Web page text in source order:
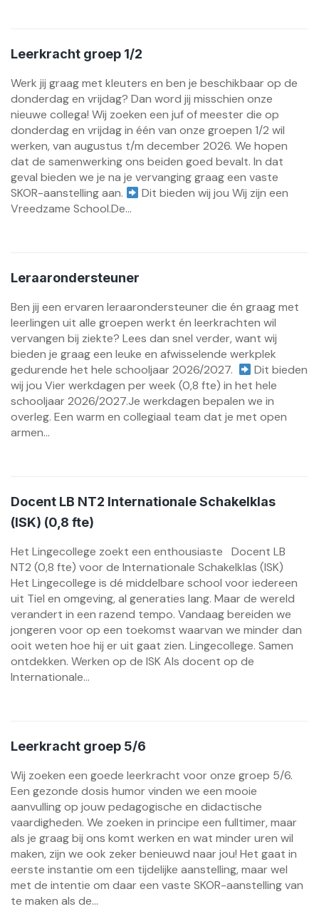
Leerkracht groep 1/2
Werk jij graag met kleuters en ben je beschikbaar op de
donderdag en vrijdag? Dan word jij misschien onze
nieuwe collega! Wij zoeken een juf of meester die op
donderdag en vrijdag in één van onze groepen 1/2 wil
werken, van augustus t/m december 2026. We hopen
dat de samenwerking ons beiden goed bevalt. In dat
geval bieden we je na je vervanging graag een vaste
SKOR-aanstelling aan.
Dit bieden wij jou Wij zijn een
Vreedzame School.De...
Leraarondersteuner
Ben jij een ervaren leraarondersteuner die én graag met
leerlingen uit alle groepen werkt én leerkrachten wil
vervangen bij ziekte? Lees dan snel verder, want wij
bieden je graag een leuke en afwisselende werkplek
gedurende het hele schooljaar 2026/2027.
Dit bieden
wij jou Vier werkdagen per week (0,8 fte) in het hele
schooljaar 2026/2027.Je werkdagen bepalen we in
overleg. Een warm en collegiaal team dat je met open
armen...
Docent LB NT2 Internationale Schakelklas
(ISK) (0,8 fte)
Het Lingecollege zoekt een enthousiaste Docent LB
NT2 (0,8 fte) voor de Internationale Schakelklas (ISK)
Het Lingecollege is dé middelbare school voor iedereen
uit Tiel en omgeving, al generaties lang. Maar de wereld
verandert in een razend tempo. Vandaag bereiden we
jongeren voor op een toekomst waarvan we minder dan
ooit weten hoe hij er uit gaat zien. Lingecollege. Samen
ontdekken. Werken op de ISK Als docent op de
Internationale...
Leerkracht groep 5/6
Wij zoeken een goede leerkracht voor onze groep 5/6.
Een gezonde dosis humor vinden we een mooie
aanvulling op jouw pedagogische en didactische
vaardigheden. We zoeken in principe een fulltimer, maar
als je graag bij ons komt werken en wat minder uren wil
maken, zijn we ook zeker benieuwd naar jou! Het gaat in
eerste instantie om een tijdelijke aanstelling, maar wel
met de intentie om daar een vaste SKOR-aanstelling van
te maken als de...